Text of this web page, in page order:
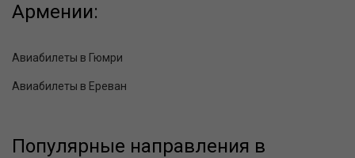
Армении:
Авиабилеты в Гюмри
Авиабилеты в Ереван
Популярные направления в